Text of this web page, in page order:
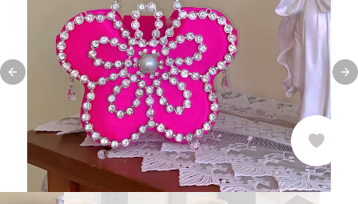
Previous slide